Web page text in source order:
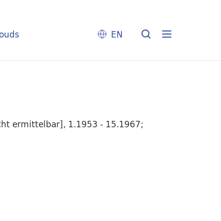
EN
ermittelbar], 1.1953 - 15.1967;